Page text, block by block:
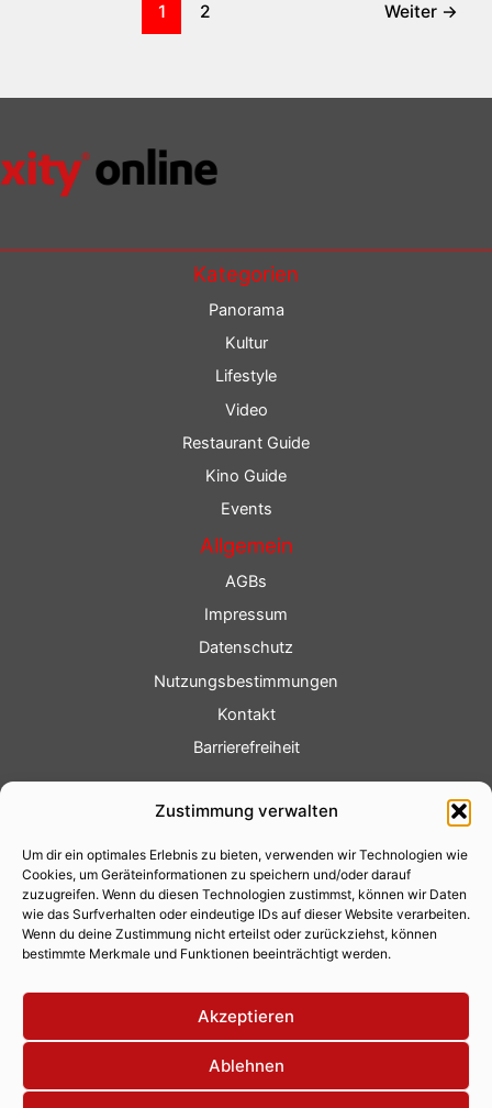
Zustimmung verwalten
Um dir ein optimales Erlebnis zu bieten, verwenden wir Technologien wie
Cookies, um Geräteinformationen zu speichern und/oder darauf
zuzugreifen. Wenn du diesen Technologien zustimmst, können wir Daten
wie das Surfverhalten oder eindeutige IDs auf dieser Website verarbeiten.
Wenn du deine Zustimmung nicht erteilst oder zurückziehst, können
bestimmte Merkmale und Funktionen beeinträchtigt werden.
Akzeptieren
Ablehnen
1 2 Weiter →
Kategorien
Panorama
Kultur
Lifestyle
Video
Restaurant Guide
Kino Guide
Events
Allgemein
AGBs
Impressum
Datenschutz
Nutzungsbestimmungen
Kontakt
Barrierefreiheit
Fotoservice
Videoservice
Werbung
Contenterstellung
Lokalnachrichten
Lokalfernsehen
Eventkalender